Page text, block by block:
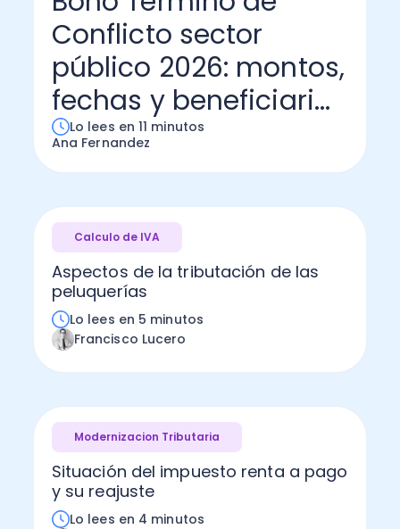
Administración Empresarial
Ver todo
Software Factura y Administración
Ver Todo
Kits
Autores
Conflicto sector
público 2026: montos,
fechas y beneficiari...
Lo lees en 11 minutos
Ana Fernandez
Calculo de IVA
Aspectos de la tributación de las
peluquerías
Lo lees en 5 minutos
Francisco Lucero
Modernizacion Tributaria
Situación del impuesto renta a pago
y su reajuste
Lo lees en 4 minutos